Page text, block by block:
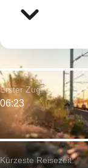
Kürzeste Reisezeit:
Erster Zug:
06:23